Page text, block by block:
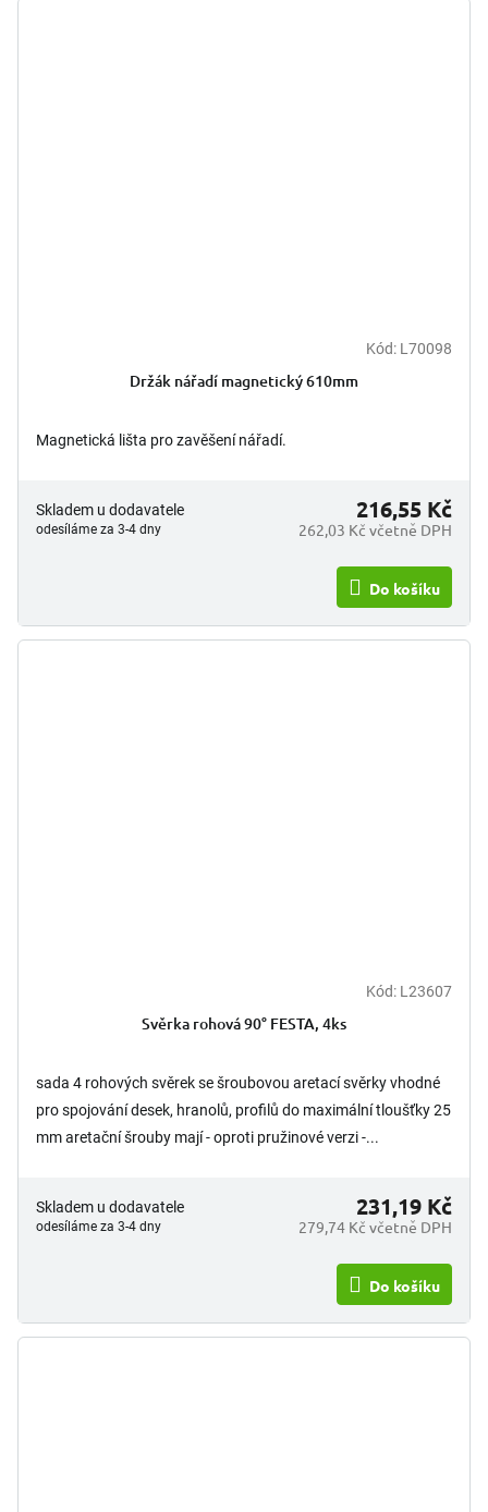
Kód: L70098
Držák nářadí magnetický 610mm
Magnetická lišta pro zavěšení nářadí.
Skladem u dodavatele
odesíláme za 3-4 dny 262,03 Kč včetně DPH
216,55 Kč
Do košíku
Kód: L23607
Svěrka rohová 90° FESTA, 4ks
sada 4 rohových svěrek se šroubovou aretací svěrky vhodné
pro spojování desek, hranolů, profilů do maximální tloušťky 25
mm aretační šrouby mají - oproti pružinové verzi -...
Skladem u dodavatele
odesíláme za 3-4 dny 279,74 Kč včetně DPH
231,19 Kč
Do košíku